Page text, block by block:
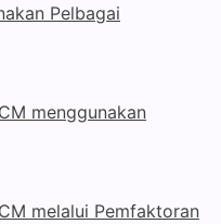
Pelbagai
menggunakan
melalui Pemfaktoran